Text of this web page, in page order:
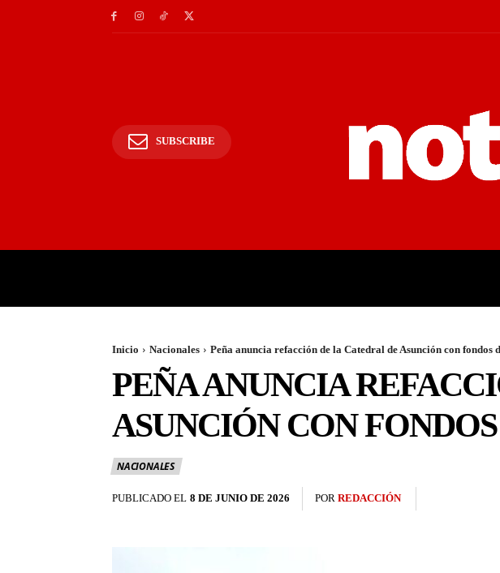
SUBSCRIBE
Inicio Nacionales Peña anuncia refacción de la Catedral de Asunción con fondos
PEÑA ANUNCIA
ASUNCIÓN CON
NACIONALES
PUBLICADO EL 8 DE JUNIO DE 2026 POR REDACCIÓN